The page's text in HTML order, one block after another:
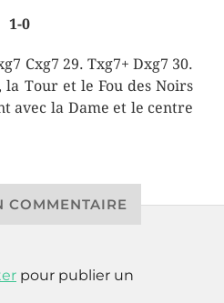
1-0
Cxg7 29. Txg7+ Dxg7 30.
la Tour et le Fou des Noirs
avec la Dame et le centre
COMMENTAIRE
pour publier un